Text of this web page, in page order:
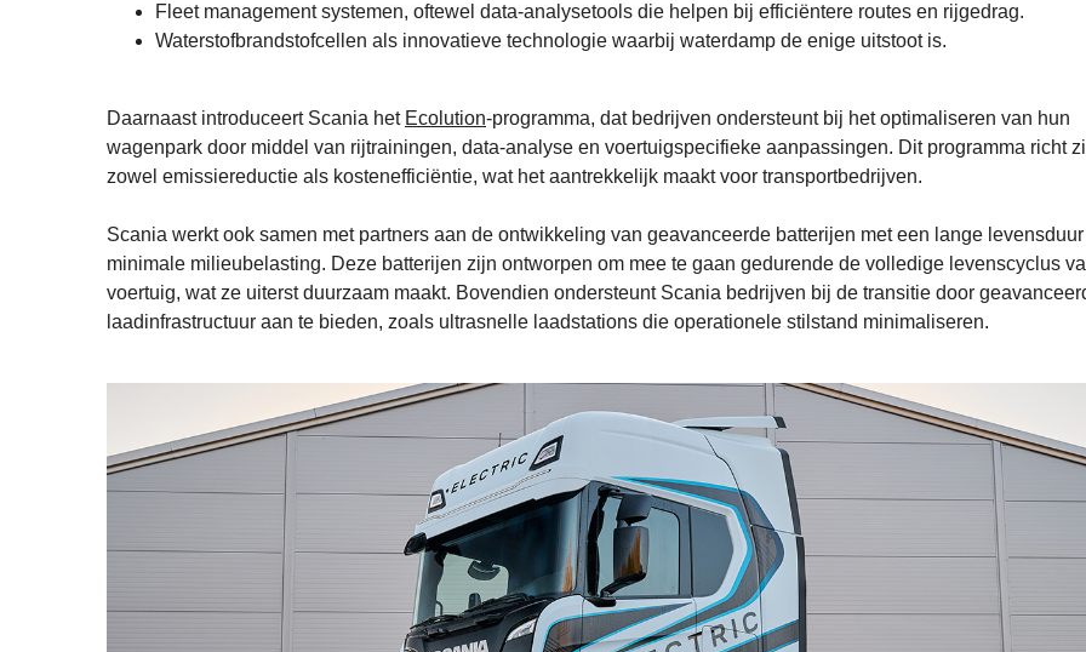
Fleet management systemen, oftewel data-analysetools die helpen bij efficiëntere routes en rijgedrag.
Waterstofbrandstofcellen als innovatieve technologie waarbij waterdamp de enige uitstoot is.
Daarnaast introduceert Scania het Ecolution-programma, dat bedrijven ondersteunt bij het optimaliseren van hun
wagenpark door middel van rijtrainingen, data-analyse en voertuigspecifieke aanpassingen. Dit programma richt
zowel emissiereductie als kostenefficiëntie, wat het aantrekkelijk maakt voor transportbedrijven.
Scania werkt ook samen met partners aan de ontwikkeling van geavanceerde batterijen met een lange levensduur
minimale milieubelasting. Deze batterijen zijn ontworpen om mee te gaan gedurende de volledige levenscyclus
voertuig, wat ze uiterst duurzaam maakt. Bovendien ondersteunt Scania bedrijven bij de transitie door
laadinfrastructuur aan te bieden, zoals ultrasnelle laadstations die operationele stilstand minimaliseren.